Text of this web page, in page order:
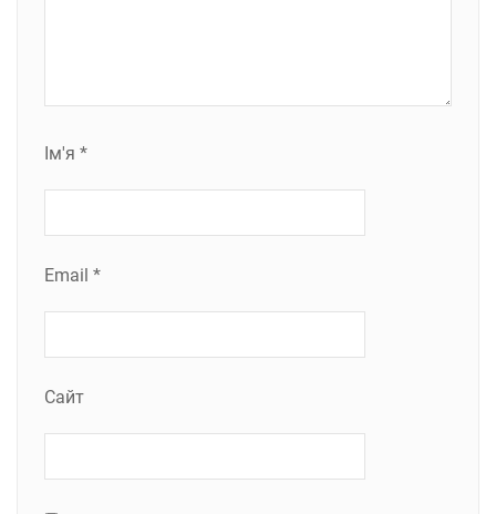
Ім'я *
Email *
Сайт